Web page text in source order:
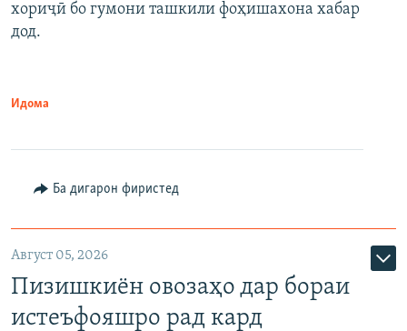
хориҷӣ бо гумони ташкили фоҳишахона хабар
дод.
Идома
Ба дигарон фиристед
Август 05, 2026
Пизишкиён овозаҳо дар бораи
истеъфояшро рад кард